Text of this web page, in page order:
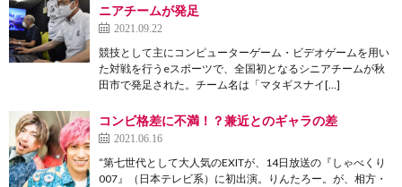
ニアチームが発足
2021.09.22
競技として主にコンピューターゲーム・ビデオゲームを用い
た対戦を行うeスポーツで、全国初となるシニアチームが秋
田市で発足された。チーム名は「マタギスナイ[…]
コンビ格差に不満！？兼近とのギャラの差
2021.06.16
“第七世代として大人気のEXITが、14日放送の『しゃべくり
007』（日本テレビ系）に初出演。りんたろー。が、相方・